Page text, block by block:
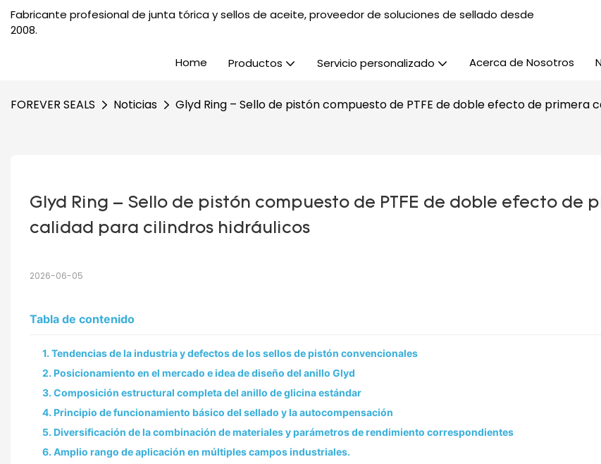
Fabricante profesional de junta tórica y sellos de aceite, proveedor de soluciones de sellado desde
2008.
Home Productos Servicio personalizado Acerca de Nosotros
FOREVER SEALS Noticias Glyd Ring – Sello de pistón compuesto de PTFE de doble efecto de primera
Glyd Ring – Sello de pistón compuesto de PTFE de doble efecto de
calidad para cilindros hidráulicos
2026-06-05
Tabla de contenido
1. Tendencias de la industria y defectos de los sellos de pistón convencionales
2. Posicionamiento en el mercado e idea de diseño del anillo Glyd
3. Composición estructural completa del anillo de glicina estándar
4. Principio de funcionamiento básico del sellado y la autocompensación
5. Diversificación de la combinación de materiales y parámetros de rendimiento correspondientes
6. Amplio rango de aplicación en múltiples campos industriales.